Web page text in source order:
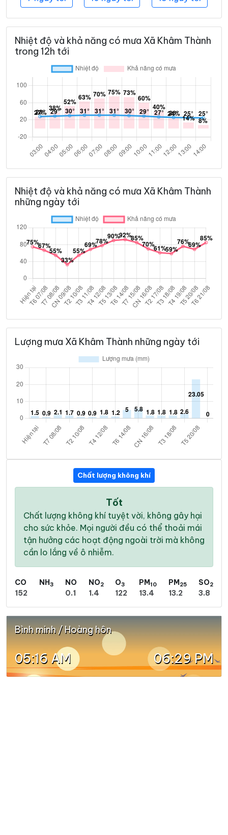
Nhiệt độ và khả năng có mưa Xã Khâm Thành
trong 12h tới
Nhiệt độ và khả năng có mưa Xã Khâm Thành
những ngày tới
Lượng mưa Xã Khâm Thành những ngày tới
Chất lượng không khí
Tốt
Chất lượng không khí tuyệt vời, không gây hại
cho sức khỏe. Mọi người đều có thể thoải mái
tận hưởng các hoạt động ngoài trời mà không
cần lo lắng về ô nhiễm.
CO
152
NH3
NO
0.1
NO2
1.4
O3
122
PM10
13.4
PM25
13.2
SO2
3.8
Bình minh / Hoàng hôn
05:16 AM 06:29 PM